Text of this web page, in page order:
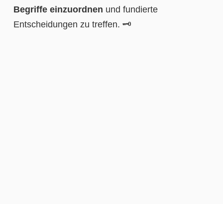
Begriffe einzuordnen und fundierte
Entscheidungen zu treffen. 🗝️